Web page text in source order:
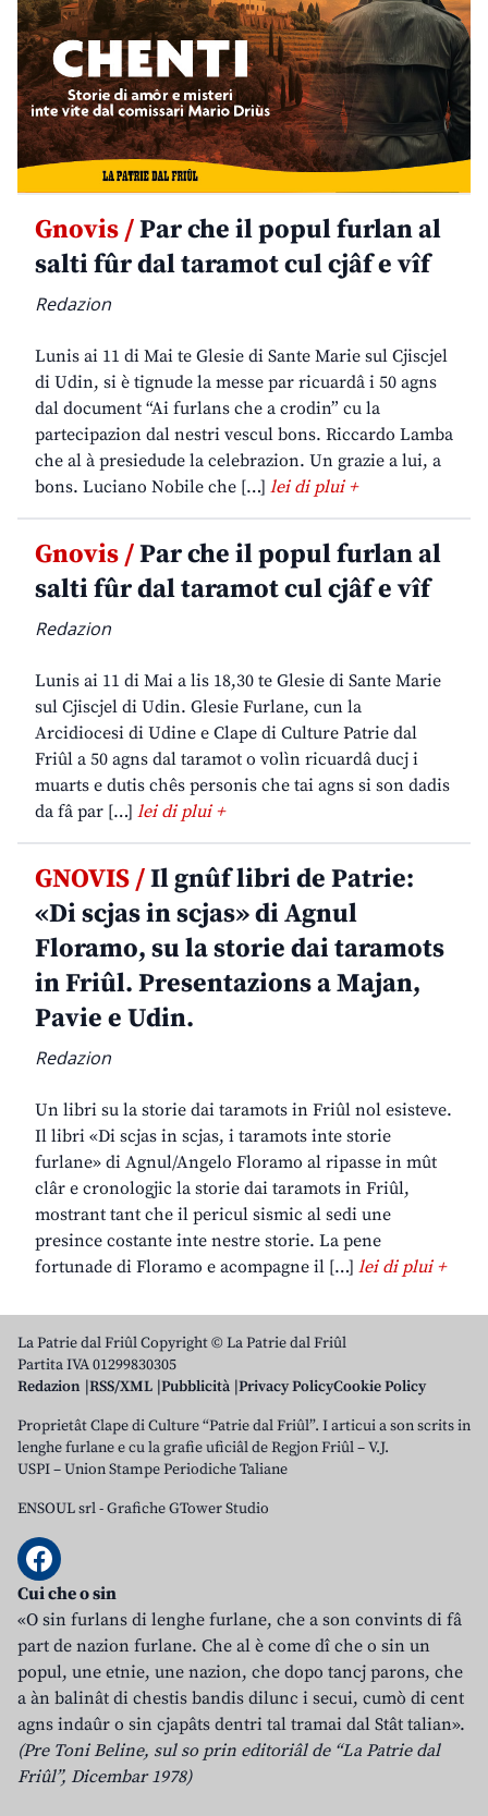
Gnovis /Par che il popul furlan al
salti fûr dal taramot cul cjâf e vîf
Redazion
Lunis ai 11 di Mai te Glesie di Sante Marie sul Cjiscjel
di Udin, si è tignude la messe par ricuardâ i 50 agns
dal document “Ai furlans che a crodin” cu la
partecipazion dal nestri vescul bons. Riccardo Lamba
che al à presiedude la celebrazion. Un grazie a lui, a
bons. Luciano Nobile che […] lei di plui +
Gnovis /Par che il popul furlan al
salti fûr dal taramot cul cjâf e vîf
Redazion
Lunis ai 11 di Mai a lis 18,30 te Glesie di Sante Marie
sul Cjiscjel di Udin. Glesie Furlane, cun la
Arcidiocesi di Udine e Clape di Culture Patrie dal
Friûl a 50 agns dal taramot o volìn ricuardâ ducj i
muarts e dutis chês personis che tai agns si son dadis
da fâ par […] lei di plui +
GNOVIS /Il gnûf libri de Patrie:
«Di scjas in scjas» di Agnul
Floramo, su la storie dai taramots
in Friûl. Presentazions a Majan,
Pavie e Udin.
Redazion
Un libri su la storie dai taramots in Friûl nol esisteve.
Il libri «Di scjas in scjas, i taramots inte storie
furlane» di Agnul/Angelo Floramo al ripasse in mût
clâr e cronologjic la storie dai taramots in Friûl,
mostrant tant che il pericul sismic al sedi une
presince costante inte nestre storie. La pene
fortunade di Floramo e acompagne il […] lei di plui +
La Patrie dal Friûl Copyright © La Patrie dal Friûl
Partita IVA 01299830305
Redazion RSS/XML Pubblicità Privacy PolicyCookie Policy
Proprietât Clape di Culture “Patrie dal Friûl”. I articui a son scrits in
lenghe furlane e cu la grafie uficiâl de Regjon Friûl – V.J.
USPI – Union Stampe Periodiche Taliane
ENSOUL srl-Grafiche GTower Studio
Cui che o sin
«O sin furlans di lenghe furlane, che a son convints di fâ
part de nazion furlane. Che al è come dî che o sin un
popul, une etnie, une nazion, che dopo tancj parons, che
a àn balinât di chestis bandis dilunc i secui, cumò di cent
agns indaûr o sin cjapâts dentri tal tramai dal Stât talian».
(Pre Toni Beline, sul so prin editoriâl de “La Patrie dal
Friûl”, Dicembar 1978)